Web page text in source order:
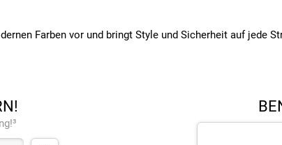
Farben vor und bringt Style und Sicherheit auf jede